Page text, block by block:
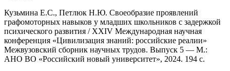
Кузьмина Е.С., Петлюк Н.Ю. Своеобразие проявлений
графомоторных навыков у младших школьников с задержкой
психического развития / XXIV Международная научная
конференция «Цивилизация знаний: российские реалии»
Межвузовский сборник научных трудов. Выпуск 5 — М.:
АНО ВО «Российский новый университет», 2024. 194 с.